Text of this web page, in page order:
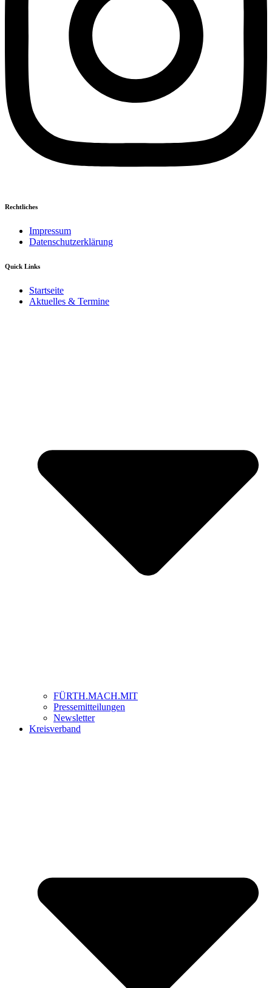
Rechtliches
Impressum
Datenschutzerklärung
Quick Links
Startseite
Aktuelles & Termine
FÜRTH.MACH.MIT
Pressemitteilungen
Newsletter
Kreisverband